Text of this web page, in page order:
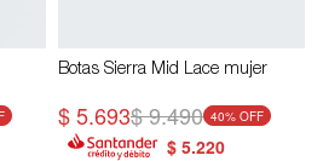
Botas Sierra Mid Lace mujer
$5.693$9.490 40
$ 5.220